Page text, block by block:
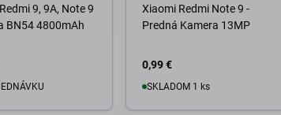
9, 9A, Note 9
BN54 4800mAh
Xiaomi Redmi Note 9 -
Predná Kamera 13MP
0,99 €
SKLADOM 1 ks